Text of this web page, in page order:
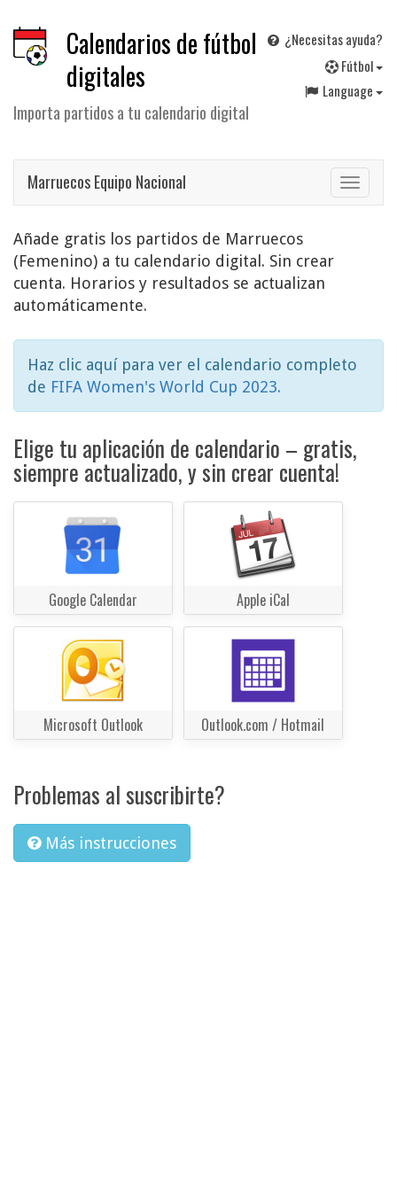
Calendarios de fútbol
digitales
Importa partidos a tu calendario digital
¿Necesitas ayuda?
Fútbol
Language
Toggle
Marruecos Equipo Nacional
Añade gratis los partidos de Marruecos
(Femenino) a tu calendario digital. Sin crear
cuenta. Horarios y resultados se actualizan
automáticamente.
Haz clic aquí para ver el calendario completo
de FIFA Women's World Cup 2023.
Elige tu aplicación de calendario – gratis,
siempre actualizado, y sin crear cuenta!
Google Calendar Apple iCal
Microsoft Outlook Outlook.com / Hotmail
Problemas al suscribirte?
Más instrucciones